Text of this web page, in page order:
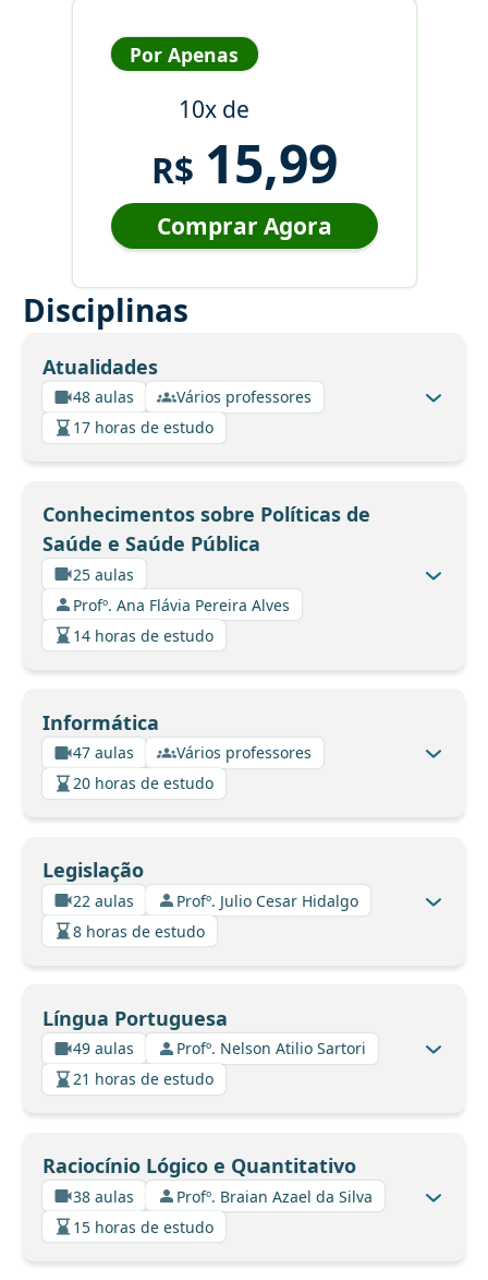
Por Apenas
10x de
R$ 15,99
Comprar Agora
Disciplinas
Atualidades
48 aulas
Vários professores
17 horas de estudo
Conhecimentos sobre Políticas de
Saúde e Saúde Pública
25 aulas
Profº. Ana Flávia Pereira Alves
14 horas de estudo
Informática
47 aulas
Vários professores
20 horas de estudo
Legislação
22 aulas
Profº. Julio Cesar Hidalgo
8 horas de estudo
Língua Portuguesa
49 aulas
Profº. Nelson Atilio Sartori
21 horas de estudo
Raciocínio Lógico e Quantitativo
38 aulas
Profº. Braian Azael da Silva
15 horas de estudo